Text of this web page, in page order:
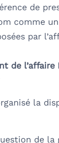
de
comme
par
de
la
de